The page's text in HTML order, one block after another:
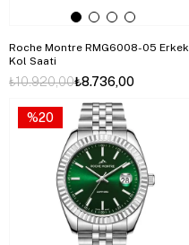
Roche Montre RMG6008-05 Erkek
Kol Saati
₺8.736,00
₺10.920,00
%20